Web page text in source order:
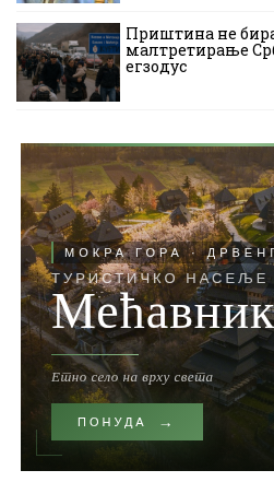
Приштина не
малтретирање
егзодус